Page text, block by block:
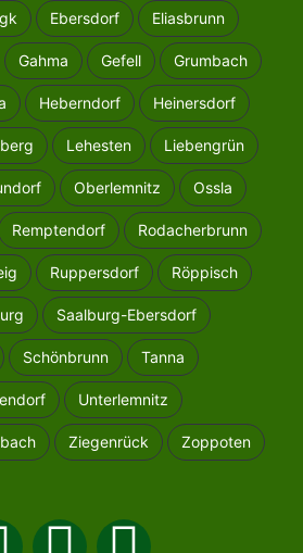
Ebersdorf Eliasbrunn
Gahma Gefell Grumbach
Heberndorf Heinersdorf
Lehesten Liebengrün
Oberlemnitz Ossla
Remptendorf Rodacherbrunn
Ruppersdorf Röppisch
Saalburg-Ebersdorf
Schönbrunn Tanna
Unterlemnitz
Ziegenrück Zoppoten